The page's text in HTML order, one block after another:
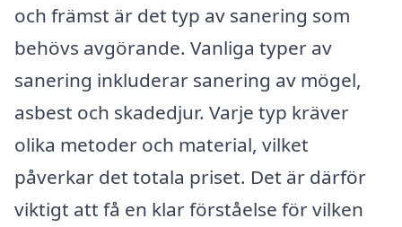
och främst är det typ av sanering som
behövs avgörande. Vanliga typer av
sanering inkluderar sanering av mögel,
asbest och skadedjur. Varje typ kräver
olika metoder och material, vilket
påverkar det totala priset. Det är därför
viktigt att få en klar förståelse för vilken